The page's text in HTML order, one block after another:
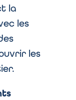
la
les
les